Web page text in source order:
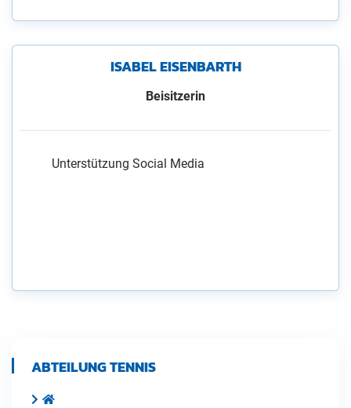
ISABEL EISENBARTH
Beisitzerin
Unterstützung Social Media
ABTEILUNG TENNIS